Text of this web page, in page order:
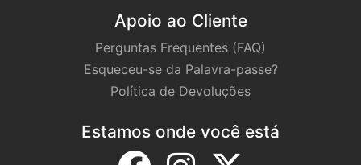
Apoio ao Cliente
Perguntas Frequentes (FAQ)
Esqueceu-se da Palavra-passe?
Política de Devoluções
Estamos onde você está